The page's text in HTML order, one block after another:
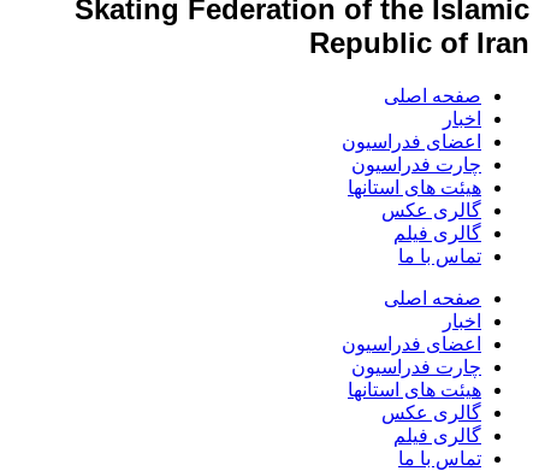
Skating Federation of the Islamic
Republic of Iran
صفحه اصلی
اخبار
اعضای فدراسیون
چارت فدراسیون
هیئت های استانها
گالری عکس
گالری فیلم
تماس با ما
صفحه اصلی
اخبار
اعضای فدراسیون
چارت فدراسیون
هیئت های استانها
گالری عکس
گالری فیلم
تماس با ما